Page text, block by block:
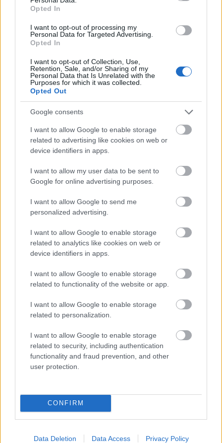
Opted In
I want to opt-out of processing my
Personal Data for Targeted Advertising.
Opted In
I want to opt-out of Collection, Use,
Retention, Sale, and/or Sharing of my
Personal Data that Is Unrelated with the
Purposes for which it was collected.
Opted Out
Google consents
I want to allow Google to enable storage
related to advertising like cookies on web or
device identifiers in apps.
I want to allow my user data to be sent to
Google for online advertising purposes.
I want to allow Google to send me
personalized advertising.
I want to allow Google to enable storage
related to analytics like cookies on web or
device identifiers in apps.
I want to allow Google to enable storage
related to functionality of the website or app.
I want to allow Google to enable storage
related to personalization.
I want to allow Google to enable storage
related to security, including authentication
functionality and fraud prevention, and other
user protection.
CONFIRM
Data Deletion Data Access Privacy Policy
«Το κόλπο του αιώνα» στο θερινό θέατρο στα
Τσουκαλέικα
καρπούζι αν δεν κάνεις πρώτα αυτή την κίνηση
Το Matrix επιστρέφει: Πότε βγαίνει η 5η ταινία και η